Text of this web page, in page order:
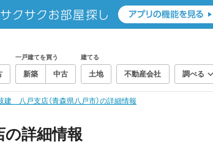
一戸建てを買う
新築 中古
建てる
土地 不動産会社 調べる
建 八戸支店（青森県八戸市）の詳細情報
詳細情報